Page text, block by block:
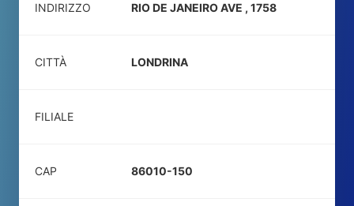
INDIRIZZO RIO DE JANEIRO AVE , 1758
CITTÀ LONDRINA
FILIALE
CAP 86010-150